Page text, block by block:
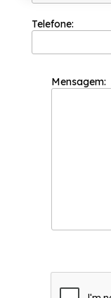
Telefone:
Mensagem: